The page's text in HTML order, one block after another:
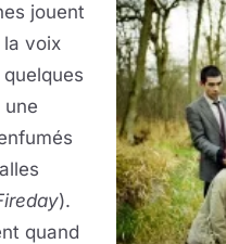
jouent
la voix
).
quand